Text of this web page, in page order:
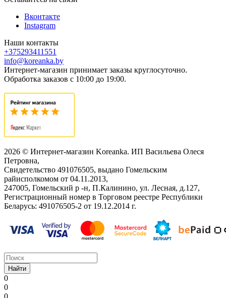
Вконтакте
Instagram
Наши контакты
+375293411551
info@koreanka.by
Интернет-магазин принимает заказы круглосуточно.
Обработка заказов с 10:00 до 19:00.
2026 © Интернет-магазин Koreanka. ИП Васильева Олеся
Петровна,
Свидетельство ‎491076505, выдано Гомельским
райисполкомом от 04.11.2013,
247005, Гомельский р -н, П.Калинино, ул. Лесная, д.127,
Регистрационный номер в Торговом реестре Республики
Беларусь: ‎491076505-2 от 19.12.2014 г.
Найти
0
0